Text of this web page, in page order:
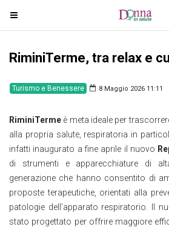
T
o
g
e
a
v
i
g
a
t
i
o
RiminiTerme, tra relax e
Turismo e Benessere 8 Maggio 2026 11:11
RiminiTerme è meta ideale per
alla propria salute, respiratoria in
infatti inaugurato a fine aprile il nuovo
di strumenti e apparecchiature di
generazione che hanno consentito di
proposte terapeutiche, orientati alla
patologie dell’apparato respiratorio. Il
stato progettato per offrire maggiore